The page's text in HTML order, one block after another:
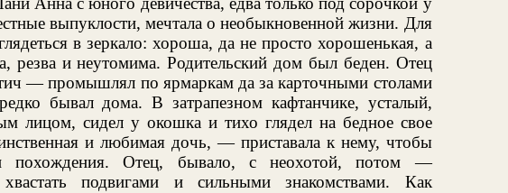
выпуклости, мечтала о необыкновенной жизни. Для
в зеркало: хороша, да не просто хорошенькая, а
резва и неутомима. Родительский дом был беден. Отец
— промышлял по ярмаркам да за карточными столами
бывал дома. В затрапезном кафтанчике, усталый,
лицом, сидел у окошка и тихо глядел на бедное свое
и любимая дочь, — приставала к нему, чтобы
похождения. Отец, бывало, с неохотой, потом —
хвастать подвигами и сильными знакомствами. Как